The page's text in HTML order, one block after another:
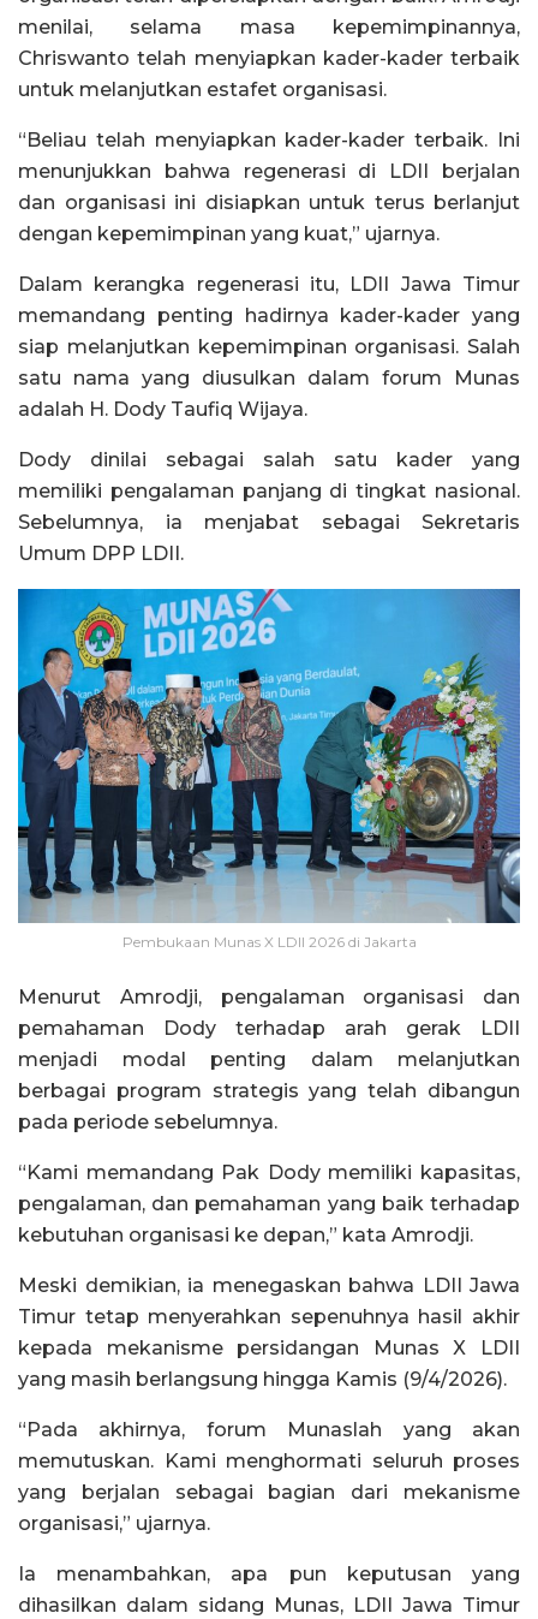
menilai, selama masa kepemimpinannya,
Chriswanto telah menyiapkan kader-kader terbaik
untuk melanjutkan estafet organisasi.
“Beliau telah menyiapkan kader-kader terbaik. Ini
menunjukkan bahwa regenerasi di LDII berjalan
dan organisasi ini disiapkan untuk terus berlanjut
dengan kepemimpinan yang kuat,” ujarnya.
Dalam kerangka regenerasi itu, LDII Jawa Timur
memandang penting hadirnya kader-kader yang
siap melanjutkan kepemimpinan organisasi. Salah
satu nama yang diusulkan dalam forum Munas
adalah H. Dody Taufiq Wijaya.
Dody dinilai sebagai salah satu kader yang
memiliki pengalaman panjang di tingkat nasional.
Sebelumnya, ia menjabat sebagai Sekretaris
Umum DPP LDII.
Pembukaan Munas X LDII 2026 di Jakarta
Menurut Amrodji, pengalaman organisasi dan
pemahaman Dody terhadap arah gerak LDII
menjadi modal penting dalam melanjutkan
berbagai program strategis yang telah dibangun
pada periode sebelumnya.
“Kami memandang Pak Dody memiliki kapasitas,
pengalaman, dan pemahaman yang baik terhadap
kebutuhan organisasi ke depan,” kata Amrodji.
Meski demikian, ia menegaskan bahwa LDII Jawa
Timur tetap menyerahkan sepenuhnya hasil akhir
kepada mekanisme persidangan Munas X LDII
yang masih berlangsung hingga Kamis (9/4/2026).
“Pada akhirnya, forum Munaslah yang akan
memutuskan. Kami menghormati seluruh proses
yang berjalan sebagai bagian dari mekanisme
organisasi,” ujarnya.
Ia menambahkan, apa pun keputusan yang
dihasilkan dalam sidang Munas, LDII Jawa Timur